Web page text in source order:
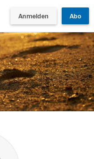
Anmelden Abo